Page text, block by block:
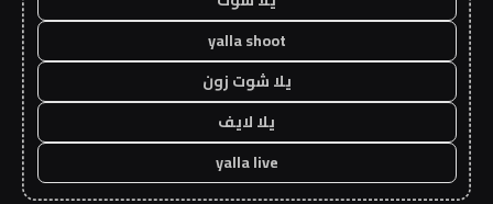
yalla shoot
يلا شوت زون
يلا لايف
yalla live